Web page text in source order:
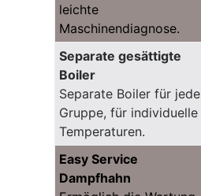
leichte
Maschinendiagnose.
Separate gesättigte
Boiler
Separate Boiler für jede
Gruppe, für individuelle
Temperaturen.
Easy Service
Dampfhahn